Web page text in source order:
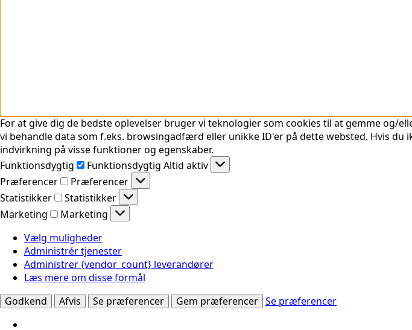
For at give dig de bedste oplevelser bruger vi teknologier som cookies til at gemme og/
vi behandle data som f.eks. browsingadfærd eller unikke ID'er på dette websted. Hvis
indvirkning på visse funktioner og egenskaber.
Funktionsdygtig
Funktionsdygtig Altid aktiv
Præferencer
Præferencer
Statistikker
Statistikker
Marketing
Marketing
Vælg muligheder
Administrér tjenester
Administrer {vendor_count} leverandører
Læs mere om disse formål
Godkend
Afvis Se præferencer Gem præferencer Se præferencer